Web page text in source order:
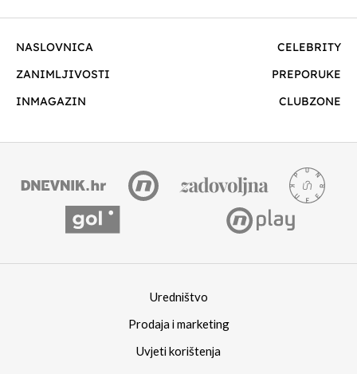
NASLOVNICA
CELEBRITY
ZANIMLJIVOSTI
PREPORUKE
INMAGAZIN
CLUBZONE
Uredništvo
Prodaja i marketing
Uvjeti korištenja